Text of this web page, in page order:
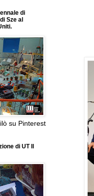
di
Sze al
su Pinterest
di UT Il